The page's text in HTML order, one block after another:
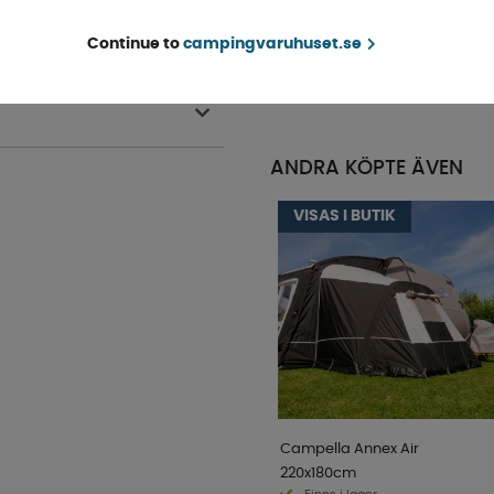
Finns i lager
ANDRA KÖPTE ÄVEN
VISAS I BUTIK
Campella Annex Air
220x180cm
Continue to campingvaruhuset.se